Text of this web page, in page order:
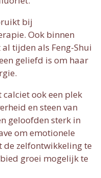
bij
Ook binnen
tijden als Feng-Shui
geliefd is om haar
ook een plek
en steen van
geloofden sterk in
om emotionele
de zelfontwikkeling te
groei mogelijk te